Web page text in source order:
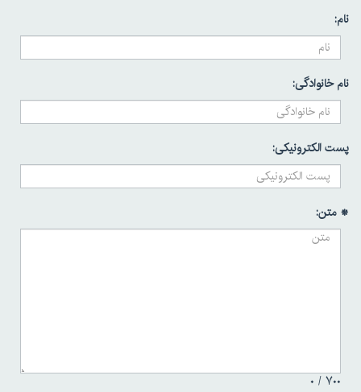
نام:
نام خانوادگی:
پست الکترونیکی:
* متن:
۷۰۰ /
۰